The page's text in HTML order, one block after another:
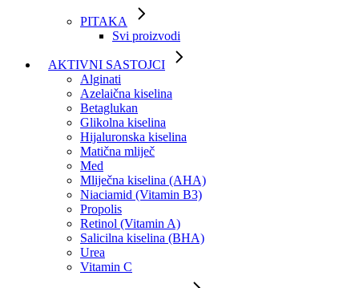
PITAKA
Svi proizvodi
AKTIVNI SASTOJCI
Alginati
Azelaična kiselina
Betaglukan
Glikolna kiselina
Hijaluronska kiselina
Matična mliječ
Med
Mliječna kiselina (AHA)
Niaciamid (Vitamin B3)
Propolis
Retinol (Vitamin A)
Salicilna kiselina (BHA)
Urea
Vitamin C